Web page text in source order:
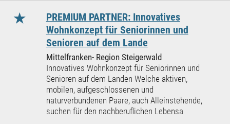
★
PREMIUM PARTNER: Innovatives
Wohnkonzept für Seniorinnen und
Senioren auf dem Lande
Mittelfranken- Region Steigerwald
Innovatives Wohnkonzept für Seniorinnen und
Senioren auf dem Landen Welche aktiven,
mobilen, aufgeschlossenen und
naturverbundenen Paare, auch Alleinstehende,
suchen für den nachberuflichen Lebensa